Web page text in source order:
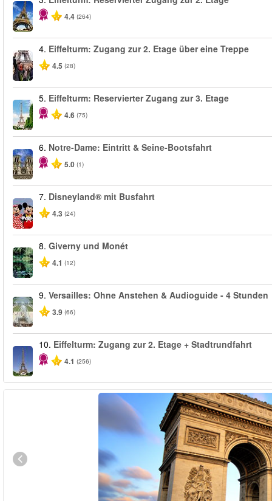
4.4 (264)
4. Eiffelturm: Zugang zur 2. Etage über eine Treppe
4.5 (28)
5. Eiffelturm: Reservierter Zugang zur 3. Etage
4.6 (75)
6. Notre-Dame: Eintritt & Seine-Bootsfahrt
5.0 (1)
7. Disneyland® mit Busfahrt
4.3 (24)
8. Giverny und Monét
4.1 (12)
9. Versailles: Ohne Anstehen & Audioguide - 4 Stunden
3.9 (66)
10. Eiffelturm: Zugang zur 2. Etage + Stadtrundfahrt
4.1 (256)